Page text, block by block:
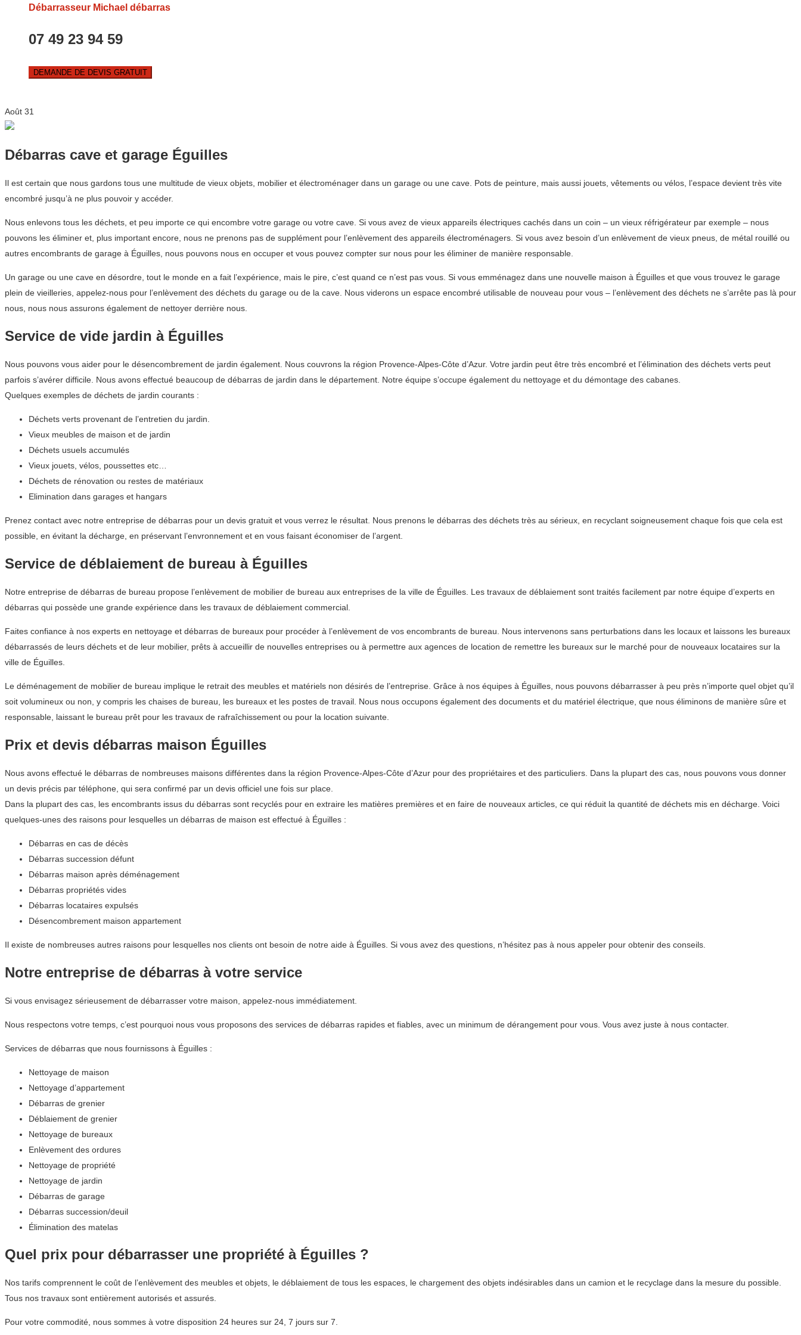
Débarrasseur Michael débarras
07 49 23 94 59
DEMANDE DE DEVIS GRATUIT
Août 31
Débarras cave et garage Éguilles
Il est certain que nous gardons tous une multitude de vieux objets, mobilier et électroménager dans un garage ou une cave. Pots de peinture, mais aussi jouets, vêtements ou vélos, l’espace devient très vite
encombré jusqu’à ne plus pouvoir y accéder.
Nous enlevons tous les déchets, et peu importe ce qui encombre votre garage ou votre cave. Si vous avez de vieux appareils électriques cachés dans un coin – un vieux réfrigérateur par exemple – nous
pouvons les éliminer et, plus important encore, nous ne prenons pas de supplément pour l’enlèvement des appareils électroménagers. Si vous avez besoin d’un enlèvement de vieux pneus, de métal rouillé ou
autres encombrants de garage à Éguilles, nous pouvons nous en occuper et vous pouvez compter sur nous pour les éliminer de manière responsable.
Un garage ou une cave en désordre, tout le monde en a fait l’expérience, mais le pire, c’est quand ce n’est pas vous. Si vous emménagez dans une nouvelle maison à Éguilles et que vous trouvez le garage
plein de vieilleries, appelez-nous pour l’enlèvement des déchets du garage ou de la cave. Nous viderons un espace encombré utilisable de nouveau pour vous – l’enlèvement des déchets ne s’arrête pas là pour
nous, nous nous assurons également de nettoyer derrière nous.
Service de vide jardin à Éguilles
Nous pouvons vous aider pour le désencombrement de jardin également. Nous couvrons la région Provence-Alpes-Côte d’Azur. Votre jardin peut être très encombré et l’élimination des déchets verts peut
parfois s’avérer difficile. Nous avons effectué beaucoup de débarras de jardin dans le département. Notre équipe s’occupe également du nettoyage et du démontage des cabanes.
Quelques exemples de déchets de jardin courants :
Déchets verts provenant de l’entretien du jardin.
Vieux meubles de maison et de jardin
Déchets usuels accumulés
Vieux jouets, vélos, poussettes etc…
Déchets de rénovation ou restes de matériaux
Elimination dans garages et hangars
Prenez contact avec notre entreprise de débarras pour un devis gratuit et vous verrez le résultat. Nous prenons le débarras des déchets très au sérieux, en recyclant soigneusement chaque fois que cela est
possible, en évitant la décharge, en préservant l’envronnement et en vous faisant économiser de l’argent.
Service de déblaiement de bureau à Éguilles
Notre entreprise de débarras de bureau propose l’enlèvement de mobilier de bureau aux entreprises de la ville de Éguilles. Les travaux de déblaiement sont traités facilement par notre équipe d’experts en
débarras qui possède une grande expérience dans les travaux de déblaiement commercial.
Faites confiance à nos experts en nettoyage et débarras de bureaux pour procéder à l’enlèvement de vos encombrants de bureau. Nous intervenons sans perturbations dans les locaux et laissons les bureaux
débarrassés de leurs déchets et de leur mobilier, prêts à accueillir de nouvelles entreprises ou à permettre aux agences de location de remettre les bureaux sur le marché pour de nouveaux locataires sur la
ville de Éguilles.
Le déménagement de mobilier de bureau implique le retrait des meubles et matériels non désirés de l’entreprise. Grâce à nos équipes à Éguilles, nous pouvons débarrasser à peu près n’importe quel objet qu’il
soit volumineux ou non, y compris les chaises de bureau, les bureaux et les postes de travail. Nous nous occupons également des documents et du matériel électrique, que nous éliminons de manière sûre et
responsable, laissant le bureau prêt pour les travaux de rafraîchissement ou pour la location suivante.
Prix et devis débarras maison Éguilles
Nous avons effectué le débarras de nombreuses maisons différentes dans la région Provence-Alpes-Côte d’Azur pour des propriétaires et des particuliers. Dans la plupart des cas, nous pouvons vous donner
un devis précis par téléphone, qui sera confirmé par un devis officiel une fois sur place.
Dans la plupart des cas, les encombrants issus du débarras sont recyclés pour en extraire les matières premières et en faire de nouveaux articles, ce qui réduit la quantité de déchets mis en décharge. Voici
quelques-unes des raisons pour lesquelles un débarras de maison est effectué à Éguilles :
Débarras en cas de décès
Débarras succession défunt
Débarras maison après déménagement
Débarras propriétés vides
Débarras locataires expulsés
Désencombrement maison appartement
Il existe de nombreuses autres raisons pour lesquelles nos clients ont besoin de notre aide à Éguilles. Si vous avez des questions, n’hésitez pas à nous appeler pour obtenir des conseils.
Notre entreprise de débarras à votre service
Si vous envisagez sérieusement de débarrasser votre maison, appelez-nous immédiatement.
Nous respectons votre temps, c’est pourquoi nous vous proposons des services de débarras rapides et fiables, avec un minimum de dérangement pour vous. Vous avez juste à nous contacter.
Services de débarras que nous fournissons à Éguilles :
Nettoyage de maison
Nettoyage d’appartement
Débarras de grenier
Déblaiement de grenier
Nettoyage de bureaux
Enlèvement des ordures
Nettoyage de propriété
Nettoyage de jardin
Débarras de garage
Débarras succession/deuil
Élimination des matelas
Quel prix pour débarrasser une propriété à Éguilles ?
Nos tarifs comprennent le coût de l’enlèvement des meubles et objets, le déblaiement de tous les espaces, le chargement des objets indésirables dans un camion et le recyclage dans la mesure du possible.
Tous nos travaux sont entièrement autorisés et assurés.
Pour votre commodité, nous sommes à votre disposition 24 heures sur 24, 7 jours sur 7.